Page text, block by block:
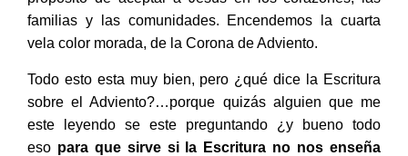
familias y las comunidades. Encendemos la cuarta
vela color morada, de la Corona de Adviento.
Todo esto esta muy bien, pero ¿qué dice la Escritura
sobre el Adviento?…porque quizás alguien que me
este leyendo se este preguntando ¿y bueno todo
eso para que sirve si la Escritura no nos enseña